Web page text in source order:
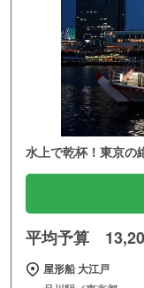
水上で乾杯！東京の
平均予算
屋形船 大江戸